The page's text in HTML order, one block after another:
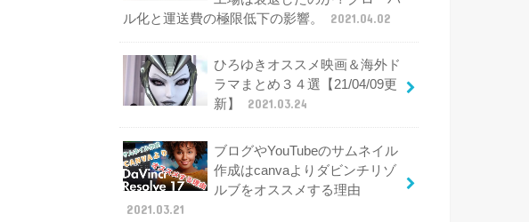
ル化と運送費の極限低下の影響。
2021.04.02
ひろゆきオススメ映画＆海外ド
ラマまとめ３４選【21/04/09更
新】
2021.03.24
ブログやYouTubeのサムネイル
作成はcanvaよりダビンチリゾ
ルブをオススメする理由
2021.03.21